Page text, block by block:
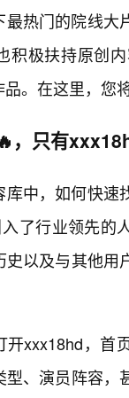
最热门的院线
积极扶持原创
。在这里，您
，只有
中，如何快速
了行业领先的
以及与其他
开xxx18hd，首
、演员阵容